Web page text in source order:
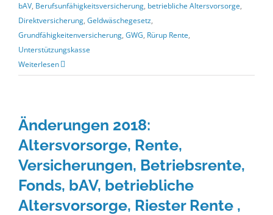
bAV, Berufsunfähigkeitsversicherung, betriebliche Altersvorsorge,
Direktversicherung, Geldwäschegesetz,
Grundfähigkeitenversicherung, GWG, Rürup Rente,
Unterstützungskasse
Weiterlesen
Änderungen 2018:
Altersvorsorge, Rente,
Versicherungen, Betriebsrente,
Fonds, bAV, betriebliche
Altersvorsorge, Riester Rente ,